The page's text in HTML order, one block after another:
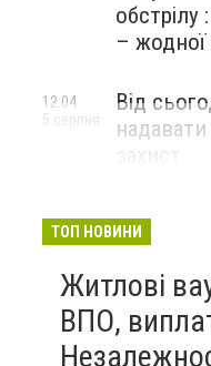
обстрілу
– жодної
Від
12:04
5 серпня
ТОП НОВИНИ
Житлові
ВПО,